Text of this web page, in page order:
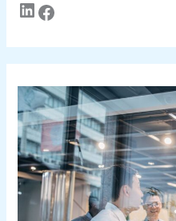
LinkedIn Facebook